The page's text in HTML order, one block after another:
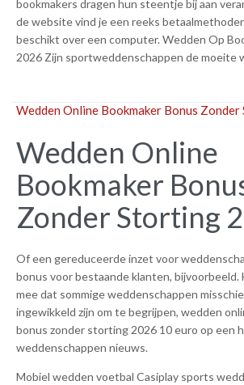
bookmakers dragen hun steentje bij aan
de website vind je een reeks
beschikt over een computer. Wedden Op
2026 Zijn sportweddenschappen de moeite
Wedden Online Bookmaker Bonus
Wedden Online
Bookmaker
Zonder Storting
Of een gereduceerde inzet voor
bonus voor bestaande klanten, bijvoorbeeld.
mee dat sommige weddenschappen
ingewikkeld zijn om te begrijpen, wedden
bonus zonder storting 2026 10 euro op een
weddenschappen nieuws.
Mobiel wedden voetbal Casiplay sports